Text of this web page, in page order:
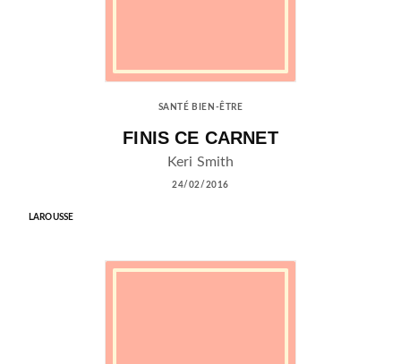
SANTÉ BIEN-ÊTRE
FINIS CE CARNET
Keri Smith
24/02/2016
LAROUSSE